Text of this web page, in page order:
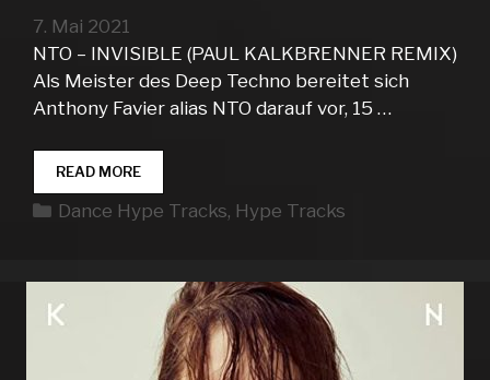
7. Mai 2021
NTO – INVISIBLE (PAUL KALKBRENNER REMIX)
Als Meister des Deep Techno bereitet sich
Anthony Favier alias NTO darauf vor, 15 …
READ MOREDANCE
HYPE
TRACKS
Kategorien
Dance Hype Tracks, Hype Tracks